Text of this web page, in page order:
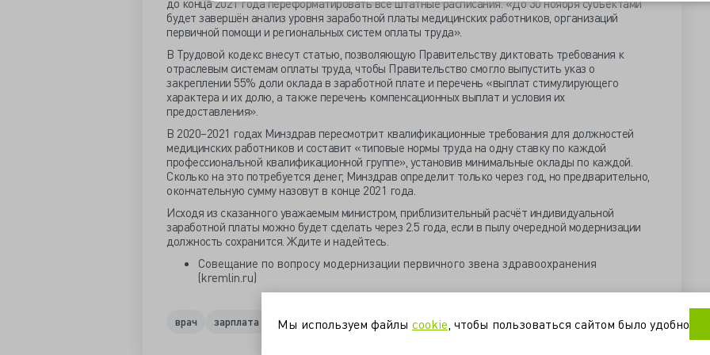
до конца 2021 года переформатировать все штатные расписания. «До 30 ноября субъектами
будет завершён анализ уровня заработной платы медицинских работников, организаций
первичной помощи и региональных систем оплаты труда».
В Трудовой кодекс внесут статью, позволяющую Правительству диктовать требования к
отраслевым системам оплаты труда, чтобы Правительство смогло выпустить указ о
закреплении 55% доли оклада в заработной плате и перечень «выплат стимулирующего
характера и их долю, а также перечень компенсационных выплат и условия их
предоставления».
В 2020–2021 годах Минздрав пересмотрит квалификационные требования для должностей
медицинских работников и составит «типовые нормы труда на одну ставку по каждой
профессиональной квалификационной группе», установив минимальные оклады по каждой.
Сколько на это потребуется денег, Минздрав определит только через год, но предварительно,
окончательную сумму назовут в конце 2021 года.
Исходя из сказанного уважаемым министром, приблизительный расчёт индивидуальной
заработной платы можно будет сделать через 2.5 года, если в пылу очередной модернизации
должность сохранится. Ждите и надейтесь.
Совещание по вопросу модернизации первичного звена здравоохранения
(kremlin.ru)
врач зарплата минздрав модернизация регионы
Мы используем файлы cookie , чтобы пользоваться сайтом было удобно